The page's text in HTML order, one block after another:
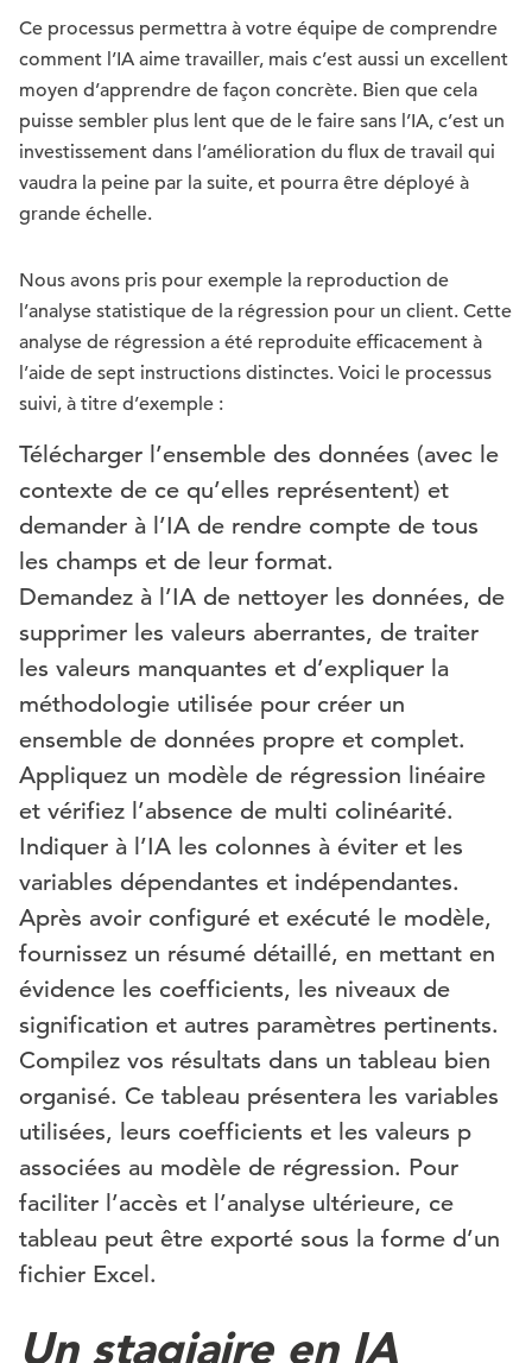
Ce processus permettra à votre équipe de comprendre
comment l’IA aime travailler, mais c’est aussi un excellent
moyen d’apprendre de façon concrète. Bien que cela
puisse sembler plus lent que de le faire sans l’IA, c’est un
investissement dans l’amélioration du flux de travail qui
vaudra la peine par la suite, et pourra être déployé à
grande échelle.
Nous avons pris pour exemple la reproduction de
l’analyse statistique de la régression pour un client. Cette
analyse de régression a été reproduite efficacement à
l’aide de sept instructions distinctes. Voici le processus
suivi, à titre d’exemple :
Télécharger l’ensemble des données (avec le
contexte de ce qu’elles représentent) et
demander à l’IA de rendre compte de tous
les champs et de leur format.
Demandez à l’IA de nettoyer les données, de
supprimer les valeurs aberrantes, de traiter
les valeurs manquantes et d’expliquer la
méthodologie utilisée pour créer un
ensemble de données propre et complet.
Appliquez un modèle de régression linéaire
et vérifiez l’absence de multi colinéarité.
Indiquer à l’IA les colonnes à éviter et les
variables dépendantes et indépendantes.
Après avoir configuré et exécuté le modèle,
fournissez un résumé détaillé, en mettant en
évidence les coefficients, les niveaux de
signification et autres paramètres pertinents.
Compilez vos résultats dans un tableau bien
organisé. Ce tableau présentera les variables
utilisées, leurs coefficients et les valeurs p
associées au modèle de régression. Pour
faciliter l’accès et l’analyse ultérieure, ce
tableau peut être exporté sous la forme d’un
fichier Excel.
Un stagiaire en IA